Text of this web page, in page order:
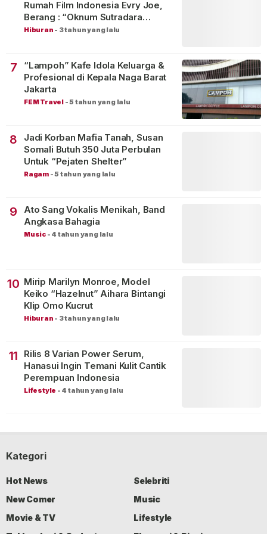
Rumah Film Indonesia Evry Joe,
Berang : “Oknum Sutradara
Merusak Perfilman Indonesia”!
Hiburan - 3 tahun yang lalu
7
“Lampoh” Kafe Idola Keluarga &
Profesional di Kepala Naga Barat
Jakarta
FEM Travel -5 tahun yang lalu
8
Jadi Korban Mafia Tanah, Susan
Somali Butuh 350 Juta Perbulan
Untuk “Pejaten Shelter”
Ragam -5 tahun yang lalu
9
Ato Sang Vokalis Menikah, Band
Angkasa Bahagia
Music - 4 tahun yang lalu
10 Mirip Marilyn Monroe, Model
Keiko “Hazelnut” Aihara Bintangi
Klip Omo Kucrut
Hiburan - 3 tahun yang lalu
11
Rilis 8 Varian Power Serum,
Hanasui Ingin Temani Kulit Cantik
Perempuan Indonesia
Lifestyle - 4 tahun yang lalu
Kategori
Hot News
Selebriti
New Comer
Music
Movie & TV
Lifestyle